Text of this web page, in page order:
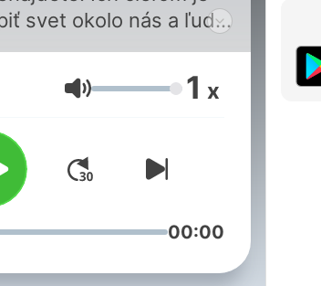
svet okolo nás a ľudí,
ovplyvňujú a tvoria
mienku. V neformálnej
a do hĺbky. Celé
nájdete na:
herohero.co/rozhovorysosimonom
Volum 1 x
00:00